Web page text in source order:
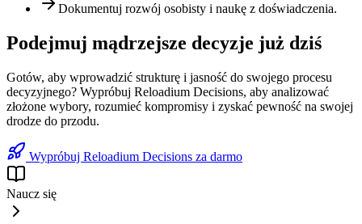
Dokumentuj rozwój osobisty i naukę z doświadczenia.
Podejmuj mądrzejsze decyzje już dziś
Gotów, aby wprowadzić strukturę i jasność do swojego procesu
decyzyjnego? Wypróbuj Reloadium Decisions, aby analizować
złożone wybory, rozumieć kompromisy i zyskać pewność na swojej
drodze do przodu.
Wypróbuj Reloadium Decisions za darmo
Naucz się